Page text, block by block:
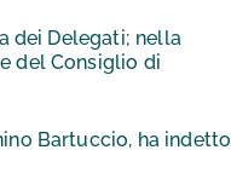
dei Delegati; nella
del Consiglio di
Bartuccio, ha indetto